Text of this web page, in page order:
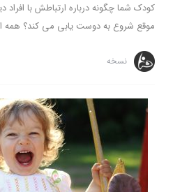
کودک شما چگونه درباره ارتباطش با افراد
موقع شروع به دوست یابی می کند؟ همه
نسخه